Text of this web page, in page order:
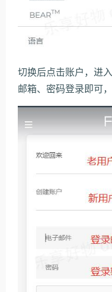
切换后点击账户，进
邮箱、密码登录即可